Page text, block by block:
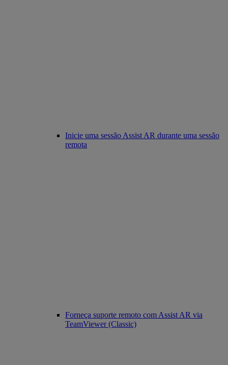
Inicie uma sessão Assist AR durante uma sessão
remota
Forneça suporte remoto com Assist AR via
TeamViewer (Classic)